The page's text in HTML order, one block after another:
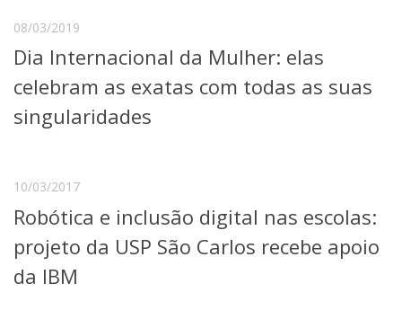
08/03/2019
Dia Internacional da Mulher: elas
celebram as exatas com todas as suas
singularidades
10/03/2017
Robótica e inclusão digital nas escolas:
projeto da USP São Carlos recebe apoio
da IBM